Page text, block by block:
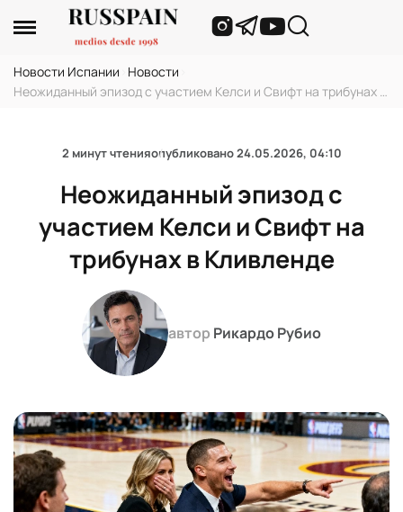
Новости Испании Новости
Неожиданный эпизод с участием Келси и Свифт на трибунах в
2 минут чтенияопубликовано24.05.2026, 04:10
Неожиданный эпизод с
участием Келси и Свифт на
трибунах в Кливленде
автор Рикардо Рубио